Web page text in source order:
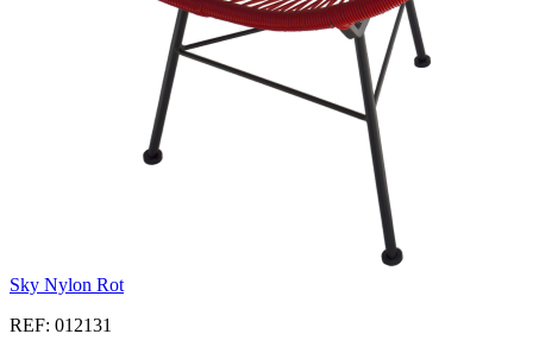
Sky Nylon Rot
REF: 012131